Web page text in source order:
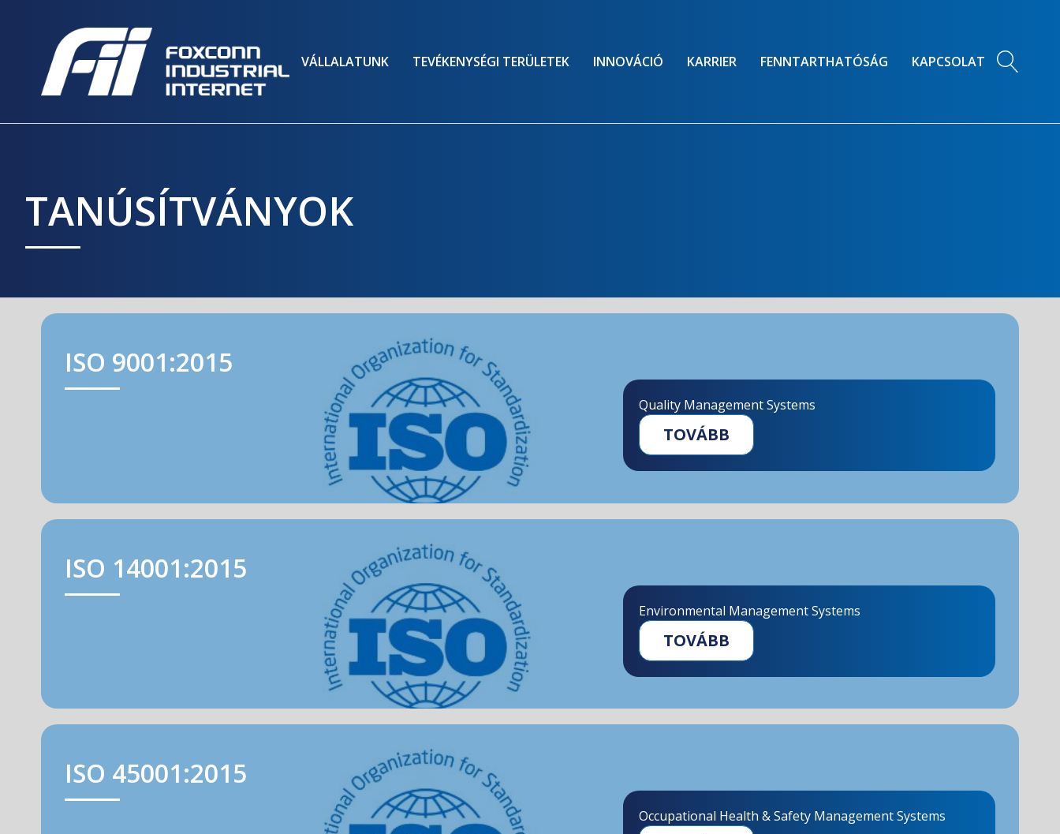
VÁLLALATUNK TEVÉKENYSÉGI TERÜLETEK INNOVÁCIÓ KARRIER FENNTARTHATÓSÁG KAPCSOLAT
TANÚSÍTVÁNYOK
ISO 9001:2015
Quality Management Systems
TOVÁBB
ISO 14001:2015
Environmental Management Systems
TOVÁBB
ISO 45001:2015
Occupational Health & Safety Management Systems